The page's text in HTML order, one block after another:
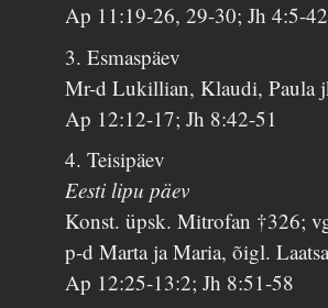
Ap 11:19-26, 29-30; Jh 4:5-42
3. Esmaspäev
Mr-d Lukillian, Klaudi, Paula
Ap 12:12-17; Jh 8:42-51
4. Teisipäev
Eesti lipu päev
Konst. üpsk. Mitrofan †326;
p-d Marta ja Maria, õigl.
Ap 12:25-13:2; Jh 8:51-58